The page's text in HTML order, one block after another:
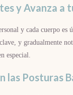
y Avanza a
y cada cuerpo es
y gradualmente
especial.
las Posturas